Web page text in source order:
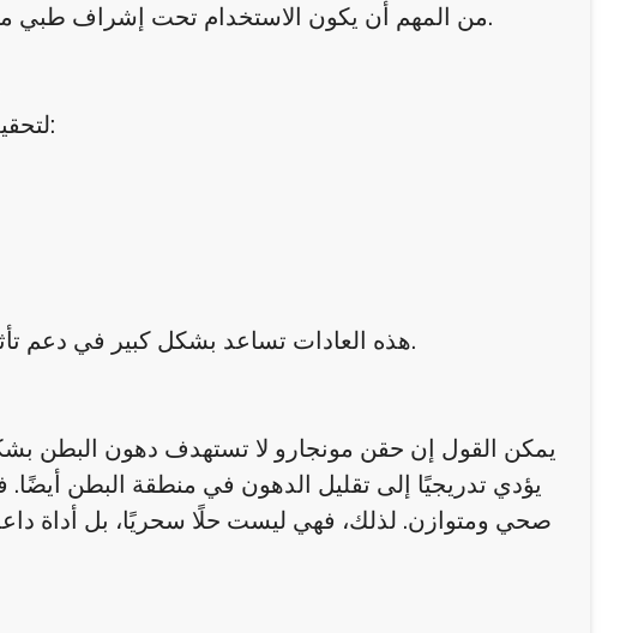
من المهم أن يكون الاستخدام تحت إشراف طبي مناسب لضمان السلامة وتجنب أي مضاعفات غير مرغوبة.
لتحقيق أفضل نتائج ممكنة، يمكن اتباع بعض النصائح البسيطة:
هذه العادات تساعد بشكل كبير في دعم تأثير حقن مونجارو في مسقط وتعزيز نتائج فقدان الدهون.
يمكن القول إن حقن مونجارو لا تستهدف دهون البطن
يؤدي تدريجيًا إلى تقليل الدهون في منطقة البطن
صحي ومتوازن. لذلك، فهي ليست حلًا سحريًا، بل أداة